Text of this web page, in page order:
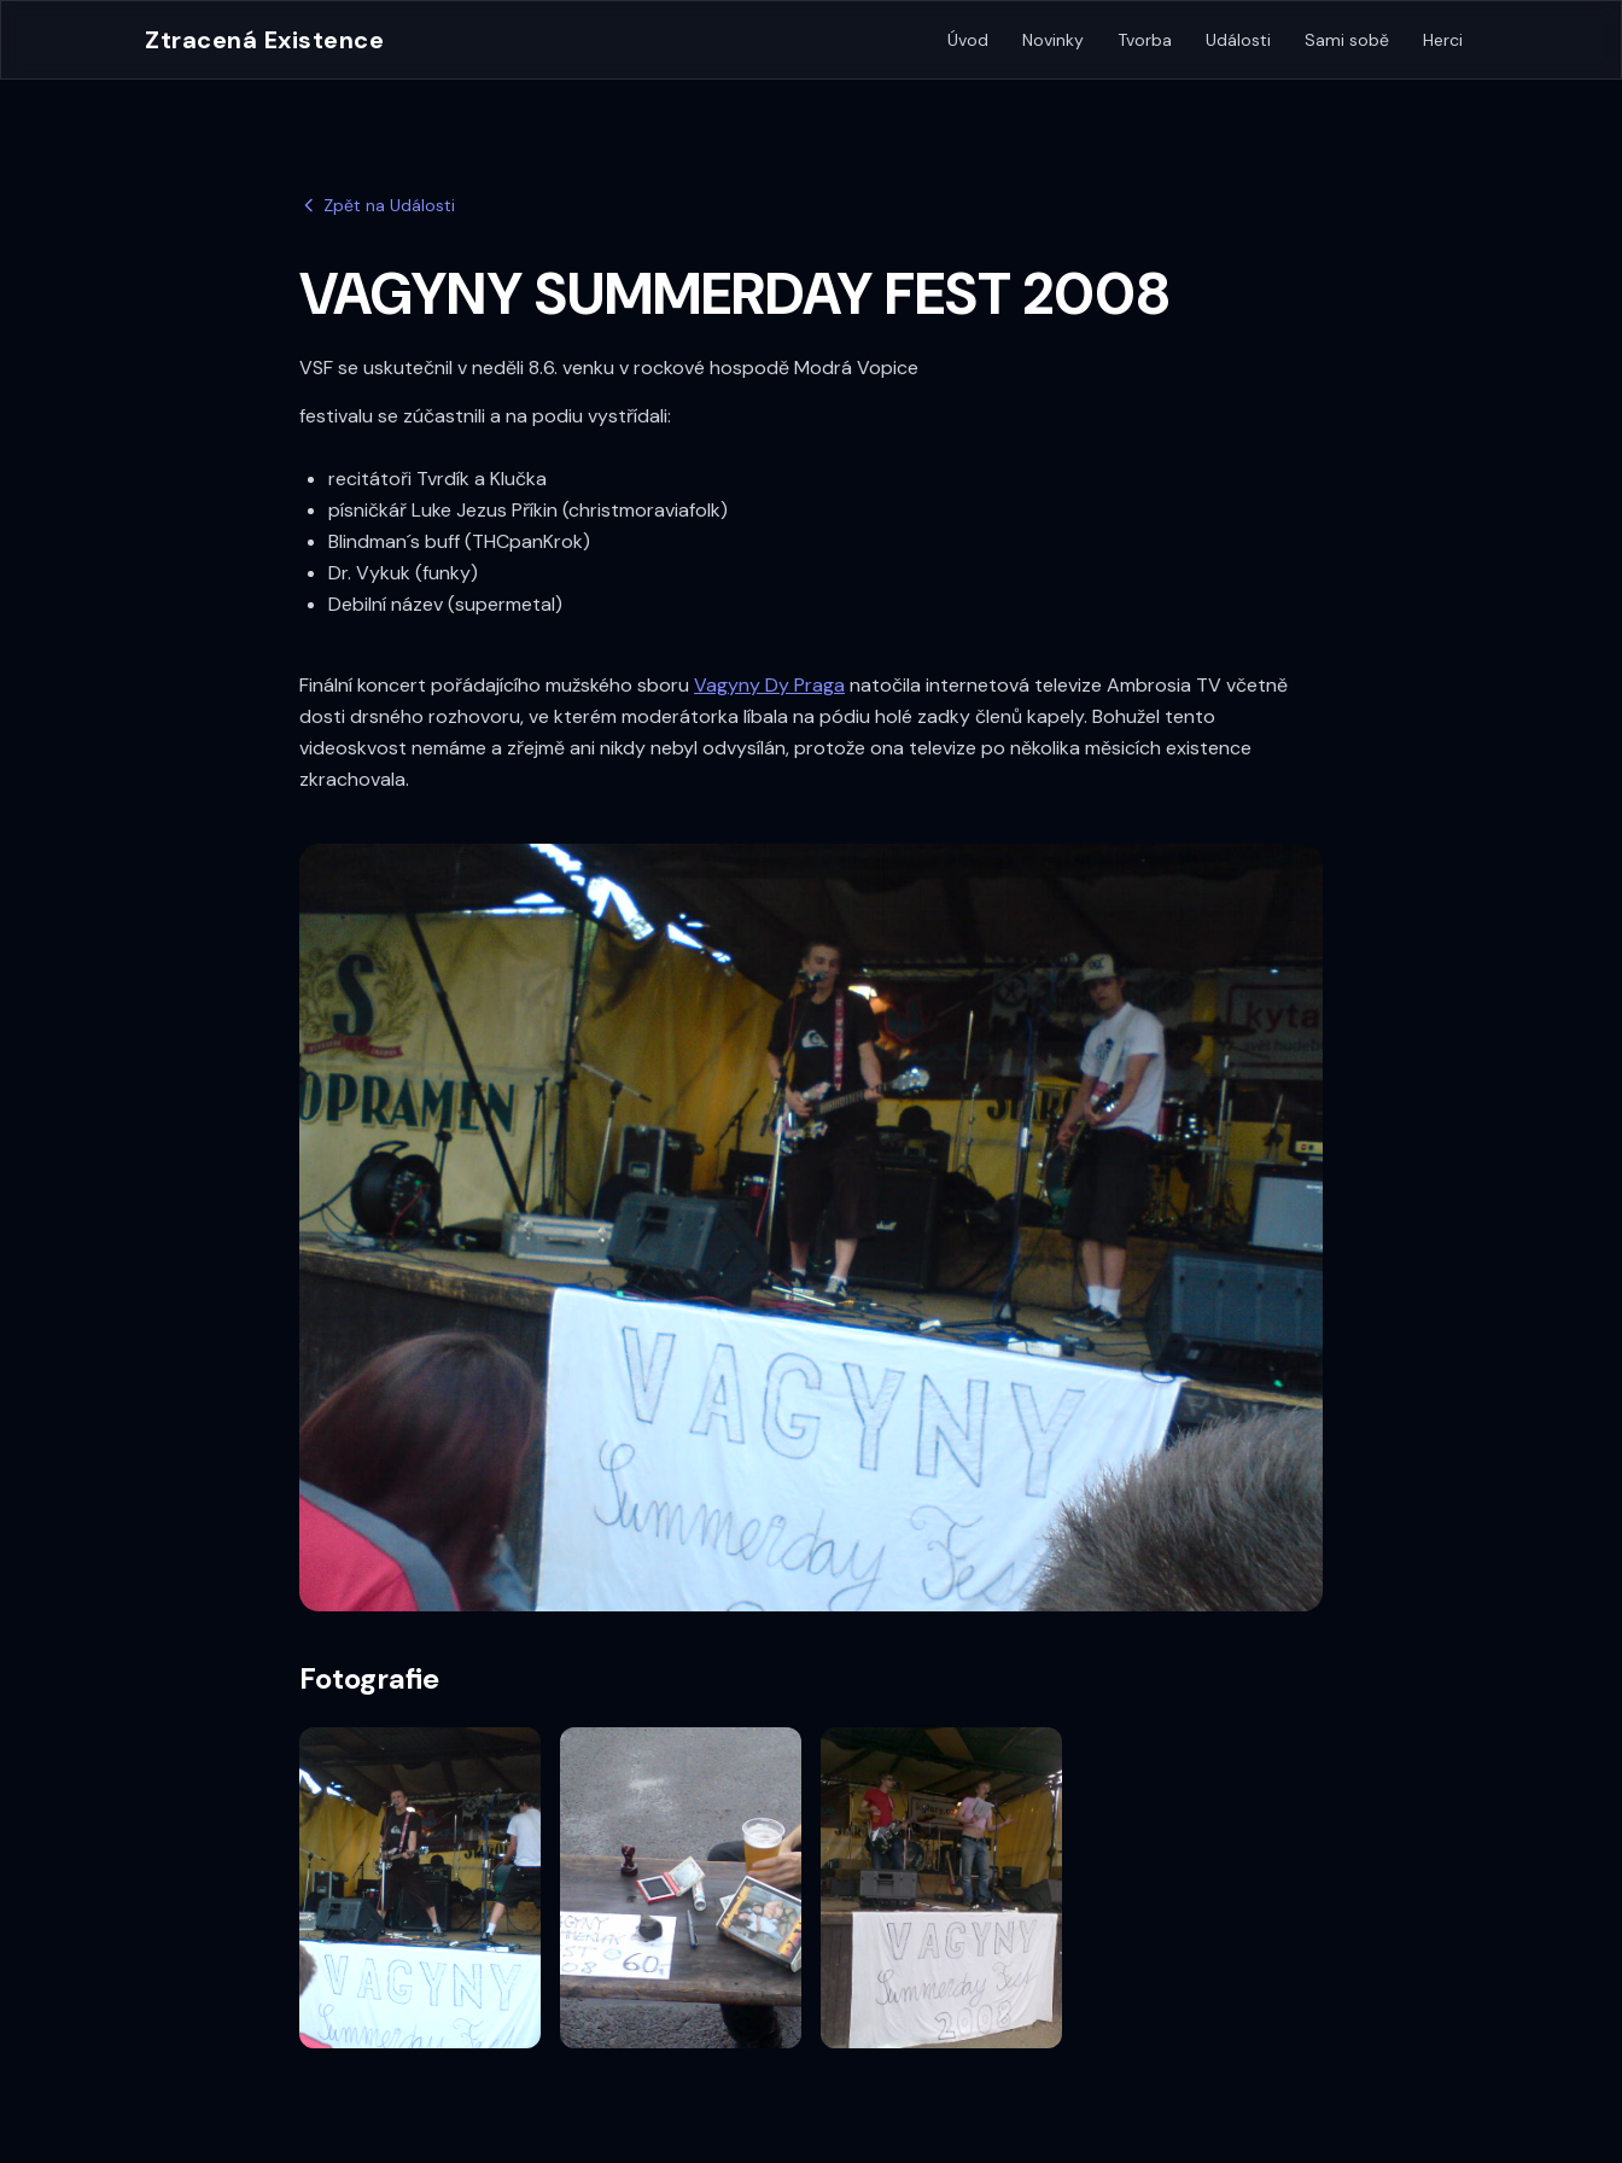
Ztracená Existence Úvod Novinky Tvorba Události Sami sobě Herci
Zpět na Události
VAGYNY SUMMERDAY FEST 2008
VSF se uskutečnil v neděli 8.6. venku v rockové hospodě Modrá Vopice
festivalu se zúčastnili a na podiu vystřídali:
recitátoři Tvrdík a Klučka
písničkář Luke Jezus Příkin (christmoraviafolk)
Blindman´s buff (THCpanKrok)
Dr. Vykuk (funky)
Debilní název (supermetal)
Finální koncert pořádajícího mužského sboru Vagyny Dy Praga natočila internetová televize Ambrosia TV včetně
dosti drsného rozhovoru, ve kterém moderátorka líbala na pódiu holé zadky členů kapely. Bohužel tento
videoskvost nemáme a zřejmě ani nikdy nebyl odvysílán, protože ona televize po několika měsicích existence
zkrachovala.
Fotografie